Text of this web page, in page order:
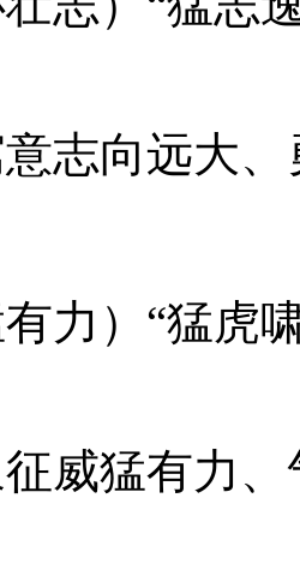
意志向远大
力）“猛虎
征威猛有力